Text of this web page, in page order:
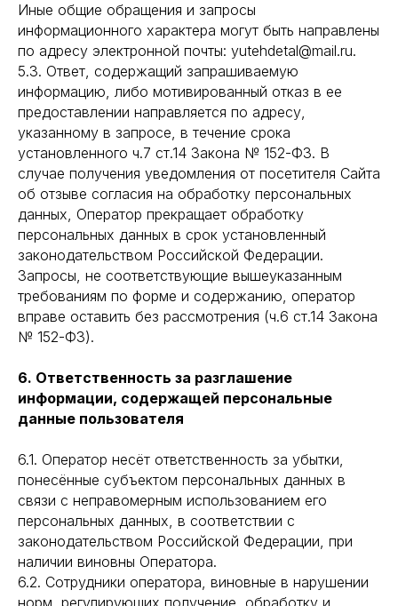
Иные общие обращения и запросы
информационного характера могут быть направлены
по адресу электронной почты: yutehdetal@mail.ru.
5.3. Ответ, содержащий запрашиваемую
информацию, либо мотивированный отказ в ее
предоставлении направляется по адресу,
указанному в запросе, в течение срока
установленного ч.7 ст.14 Закона № 152-ФЗ. В
случае получения уведомления от посетителя Сайта
об отзыве согласия на обработку персональных
данных, Оператор прекращает обработку
персональных данных в срок установленный
законодательством Российской Федерации.
Запросы, не соответствующие вышеуказанным
требованиям по форме и содержанию, оператор
вправе оставить без рассмотрения (ч.6 ст.14 Закона
№ 152-ФЗ).
6. Ответственность за разглашение
информации, содержащей персональные
данные пользователя
6.1. Оператор несёт ответственность за убытки,
понесённые субъектом персональных данных в
связи с неправомерным использованием его
персональных данных, в соответствии с
законодательством Российской Федерации, при
наличии виновны Оператора.
6.2. Сотрудники оператора, виновные в нарушении
норм, регулирующих получение, обработку и
Каталог
Оплата и доставка
Меню
пн-сб: 9:00 - 17:00
yutehdetal@mail.ru
+7 (904) 298 84 76
Контакты